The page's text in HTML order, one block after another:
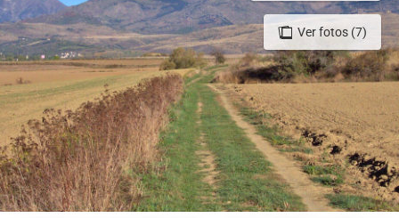
Ver fotos (7)